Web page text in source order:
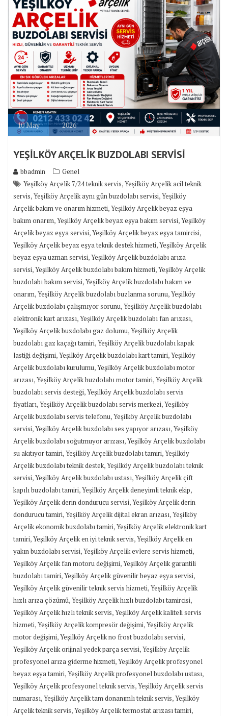
10May 2026
YEŞİLKÖY ARÇELİK BUZDOLABI SERVİSİ
bbadmin
Genel
Yeşilköy Arçelik 7/24 teknik servis,Yeşilköy Arçelik acil teknik
servis,Yeşilköy Arçelik aynı gün buzdolabı servisi,Yeşilköy
Arçelik bakım ve onarım hizmeti,Yeşilköy Arçelik beyaz eşya
bakım onarım,Yeşilköy Arçelik beyaz eşya bakım servisi,Yeşilköy
Arçelik beyaz eşya servisi,Yeşilköy Arçelik beyaz eşya tamircisi,
Yeşilköy Arçelik beyaz eşya teknik destek hizmeti,Yeşilköy Arçelik
beyaz eşya uzman servisi,Yeşilköy Arçelik buzdolabı arıza
servisi,Yeşilköy Arçelik buzdolabı bakım hizmeti,Yeşilköy Arçelik
buzdolabı bakım servisi,Yeşilköy Arçelik buzdolabı bakım ve
onarım,Yeşilköy Arçelik buzdolabı buzlanma sorunu,Yeşilköy
Arçelik buzdolabı çalışmıyor sorunu,Yeşilköy Arçelik buzdolabı
elektronik kart arızası,Yeşilköy Arçelik buzdolabı fan arızası,
Yeşilköy Arçelik buzdolabı gaz dolumu,Yeşilköy Arçelik
buzdolabı gaz kaçağı tamiri,Yeşilköy Arçelik buzdolabı kapak
lastiği değişimi,Yeşilköy Arçelik buzdolabı kart tamiri,Yeşilköy
Arçelik buzdolabı kurulumu,Yeşilköy Arçelik buzdolabı motor
arızası,Yeşilköy Arçelik buzdolabı motor tamiri,Yeşilköy Arçelik
buzdolabı servis desteği,Yeşilköy Arçelik buzdolabı servis
fiyatları,Yeşilköy Arçelik buzdolabı servis merkezi,Yeşilköy
Arçelik buzdolabı servis telefonu,Yeşilköy Arçelik buzdolabı
servisi,Yeşilköy Arçelik buzdolabı ses yapıyor arızası,Yeşilköy
Arçelik buzdolabı soğutmuyor arızası,Yeşilköy Arçelik buzdolabı
su akıtıyor tamiri,Yeşilköy Arçelik buzdolabı tamiri,Yeşilköy
Arçelik buzdolabı teknik destek,Yeşilköy Arçelik buzdolabı teknik
servisi,Yeşilköy Arçelik buzdolabı ustası,Yeşilköy Arçelik çift
kapılı buzdolabı tamiri,Yeşilköy Arçelik deneyimli teknik ekip,
Yeşilköy Arçelik derin dondurucu servisi,Yeşilköy Arçelik derin
dondurucu tamiri,Yeşilköy Arçelik dijital ekran arızası,Yeşilköy
Arçelik ekonomik buzdolabı tamiri,Yeşilköy Arçelik elektronik kart
tamiri,Yeşilköy Arçelik en iyi teknik servis,Yeşilköy Arçelik en
yakın buzdolabı servisi,Yeşilköy Arçelik evlere servis hizmeti,
Yeşilköy Arçelik fan motoru değişimi,Yeşilköy Arçelik garantili
buzdolabı tamiri,Yeşilköy Arçelik güvenilir beyaz eşya servisi,
Yeşilköy Arçelik güvenilir teknik servis hizmeti,Yeşilköy Arçelik
hızlı arıza çözümü,Yeşilköy Arçelik hızlı buzdolabı tamircisi,
Yeşilköy Arçelik hızlı teknik servis,Yeşilköy Arçelik kaliteli servis
hizmeti,Yeşilköy Arçelik kompresör değişimi,Yeşilköy Arçelik
motor değişimi,Yeşilköy Arçelik no frost buzdolabı servisi,
Yeşilköy Arçelik orijinal yedek parça servisi,Yeşilköy Arçelik
profesyonel arıza giderme hizmeti,Yeşilköy Arçelik profesyonel
beyaz eşya tamiri,Yeşilköy Arçelik profesyonel buzdolabı ustası,
Yeşilköy Arçelik profesyonel teknik servis,Yeşilköy Arçelik servis
numarası,Yeşilköy Arçelik tam donanımlı teknik servis,Yeşilköy
Arçelik teknik servis,Yeşilköy Arçelik termostat arızası tamiri,